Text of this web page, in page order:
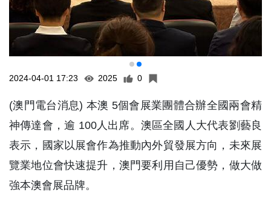
2024-04-01 17:23 2025 0
(澳門電台消息) 本澳 5個會展業團體合辦全國兩會精
神傳達會，逾 100人出席。澳區全國人大代表劉藝良
表示，國家以展會作為推動內外貿發展方向，未來展
覽業地位會快速提升，澳門要利用自己優勢，做大做
強本澳會展品牌。